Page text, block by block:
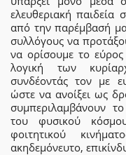
ελευθεριακή παιδεία
από την παρέμβασή
συλλόγους να
να ορίσουμε το εύρος
λογική των
συνδέοντάς τον με
ώστε να ανοίξει ως
συμπεριλαμβάνουν
του φυσικού
φοιτητικού
ακηδεμόνευτο,